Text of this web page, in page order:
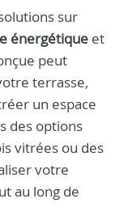
sur
énergétique et
peut
terrasse,
un espace
des options
vitrées ou des
votre
au long de